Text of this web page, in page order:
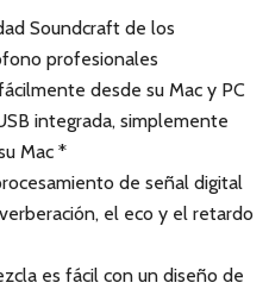
Soundcraft de los
profesionales
desde su Mac y PC
integrada, simplemente
Mac *
de señal digital
el eco y el retardo
es fácil con un diseño de